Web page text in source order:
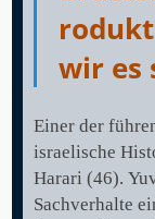
wir es
Einer der
israelische
Harari (46).
Sachverhalte